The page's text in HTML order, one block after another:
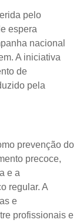
pelo
espera
nacional
A iniciativa
de
pela
prevenção do
precoce,
e a
regular. A
e
profissionais e